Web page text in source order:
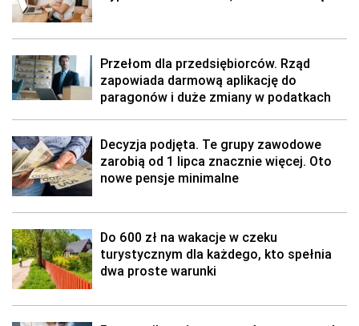
Przełom dla przedsiębiorców. Rząd
zapowiada darmową aplikację do
paragonów i duże zmiany w podatkach
Decyzja podjęta. Te grupy zawodowe
zarobią od 1 lipca znacznie więcej. Oto
nowe pensje minimalne
Do 600 zł na wakacje w czeku
turystycznym dla każdego, kto spełnia
dwa proste warunki